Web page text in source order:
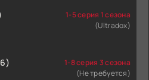
1-5 серия 1 сезона
(Ultradox)
1-8 серия 3 сезона
(Не требуется)